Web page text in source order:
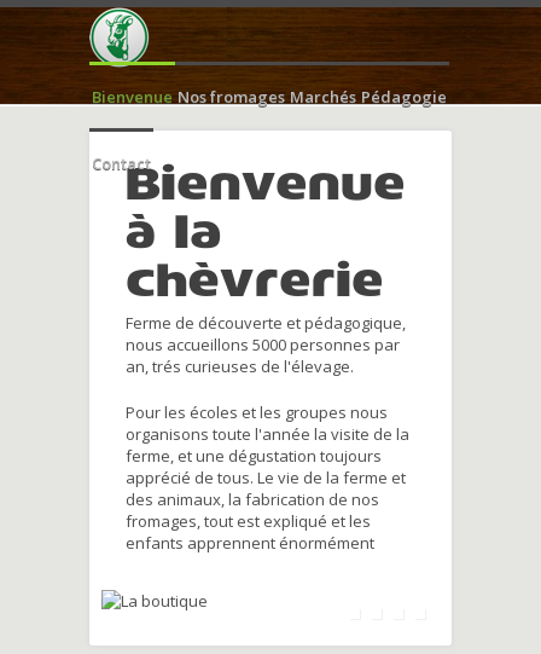
Bienvenue Nos fromages Marchés Pédagogie
ContactBienvenue
à la
chèvrerie
Ferme de découverte et pédagogique,
nous accueillons 5000 personnes par
an, trés curieuses de l'élevage.
Pour les écoles et les groupes nous
organisons toute l'année la visite de la
ferme, et une dégustation toujours
apprécié de tous. Le vie de la ferme et
des animaux, la fabrication de nos
fromages, tout est expliqué et les
enfants apprennent énormément